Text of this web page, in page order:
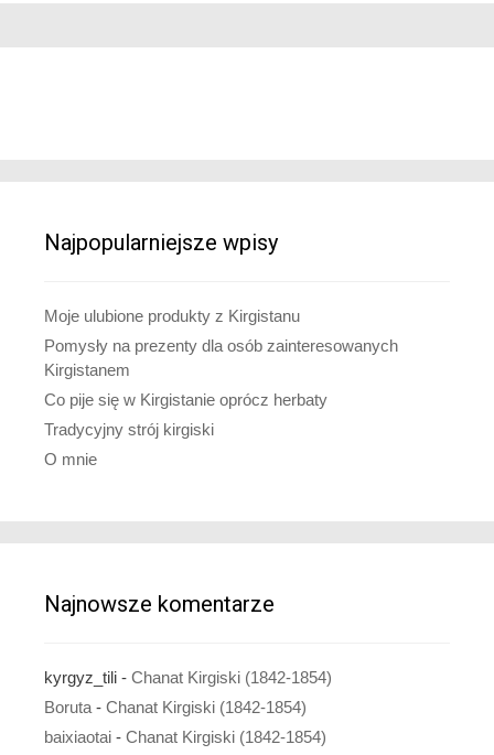
Najpopularniejsze wpisy
Moje ulubione produkty z Kirgistanu
Pomysły na prezenty dla osób zainteresowanych
Kirgistanem
Co pije się w Kirgistanie oprócz herbaty
Tradycyjny strój kirgiski
O mnie
Najnowsze komentarze
kyrgyz_tili - Chanat Kirgiski (1842-1854)
Boruta - Chanat Kirgiski (1842-1854)
baixiaotai - Chanat Kirgiski (1842-1854)